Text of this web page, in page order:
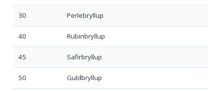
30 Perlebryllup
40 Rubinbryllup
45 Safirbryllup
50 Guldbryllup